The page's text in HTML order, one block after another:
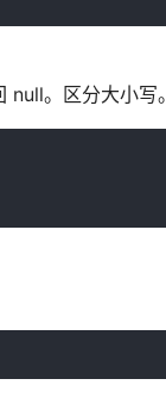
。区分大小写。